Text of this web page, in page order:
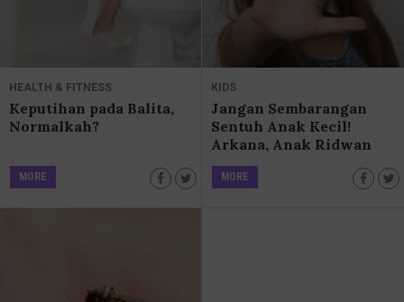
HEALTH & FITNESS
Keputihan pada Balita,
Normalkah?
MORE
KIDS
Jangan Sembarangan
Sentuh Anak Kecil!
Arkana, Anak Ridwan
Kamil Alami Trauma
MORE